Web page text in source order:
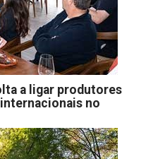
a ligar produtores
no